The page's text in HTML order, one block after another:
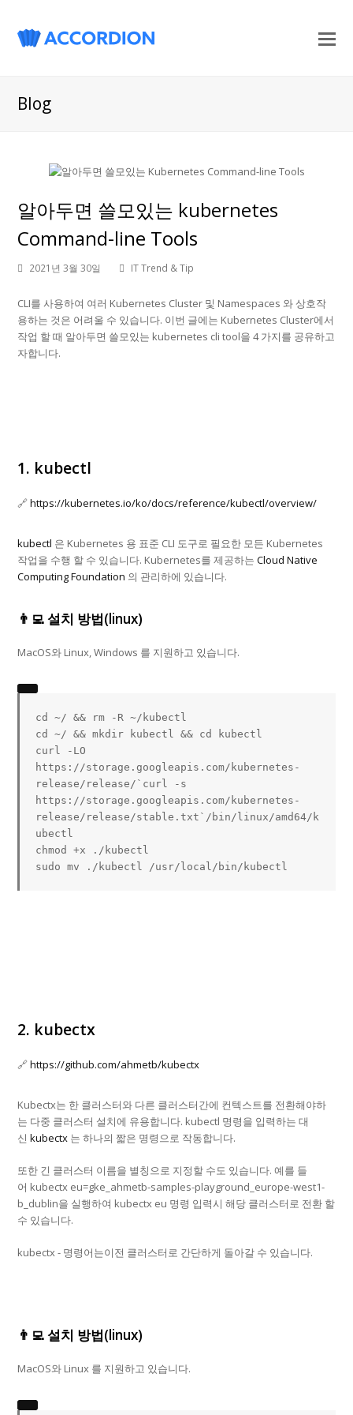
Blog
알아두면 쓸모있는 kubernetes
Command-line Tools
2021년 3월 30일 IT Trend & Tip
CLI를 사용하여 여러 Kubernetes Cluster 및 Namespaces 와 상호작
용하는 것은 어려울 수 있습니다. 이번 글에는 Kubernetes Cluster에서
작업 할 때 알아두면 쓸모있는 kubernetes cli tool을 4 가지를 공유하고
자합니다.
1. kubectl
🔗https://kubernetes.io/ko/docs/reference/kubectl/overview/
kubectl 은 Kubernetes 용 표준 CLI 도구로 필요한 모든 Kubernetes
작업을 수행 할 수 있습니다. Kubernetes를 제공하는Cloud Native
Computing Foundation 의 관리하에 있습니다.
👨‍💻 설치 방법(linux)
MacOS와 Linux, Windows 를 지원하고 있습니다.
cd ~/ && rm
cd
~/ && mkdir kubectl && cd
curl -LO
https://storage.googleapis.com/kubernetes-
release/release/ ` curl -s
https://storage.googleapis.com/kubernetes-
release/release/stable.txt ` /bin/linux/amd64/k
chmod
sudo
mv ./kubectl /usr/local/bin/kubectl
2. kubectx
🔗https://github.com/ahmetb/kubectx
Kubectx는 한 클러스터와 다른 클러스터간에 컨텍스트를 전환해야하
는 다중 클러스터 설치에 유용합니다. kubectl 명령을 입력하는 대
신kubectx 는 하나의 짧은 명령으로 작동합니다.
또한 긴 클러스터 이름을 별칭으로 지정할 수도 있습니다. 예를 들
어 kubectx eu=gke_ahmetb-samples-playground_europe-west1-
b_dublin을 실행하여 kubectx eu 명령 입력시 해당 클러스터로 전환 할
수 있습니다.
kubectx - 명령어는이전 클러스터로 간단하게 돌아갈 수 있습니다.
👨‍💻 설치 방법(linux)
MacOS와 Linux 를 지원하고 있습니다.